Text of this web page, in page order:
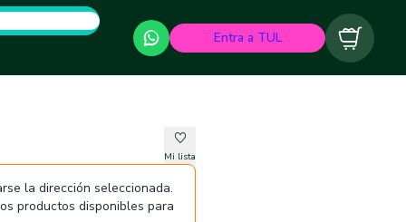
Entra a TUL Carrito
Mi lista
la dirección seleccionada.
productos disponibles para